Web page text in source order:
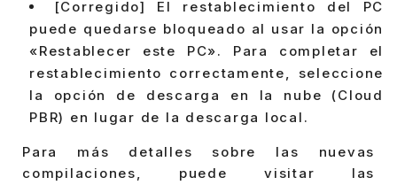
[Corregido] El restablecimiento del PC
puede quedarse bloqueado al usar la opción
«Restablecer este PC». Para completar el
restablecimiento correctamente, seleccione
la opción de descarga en la nube (Cloud
PBR) en lugar de la descarga local.
Para más detalles sobre las nuevas
compilaciones, puede visitar las